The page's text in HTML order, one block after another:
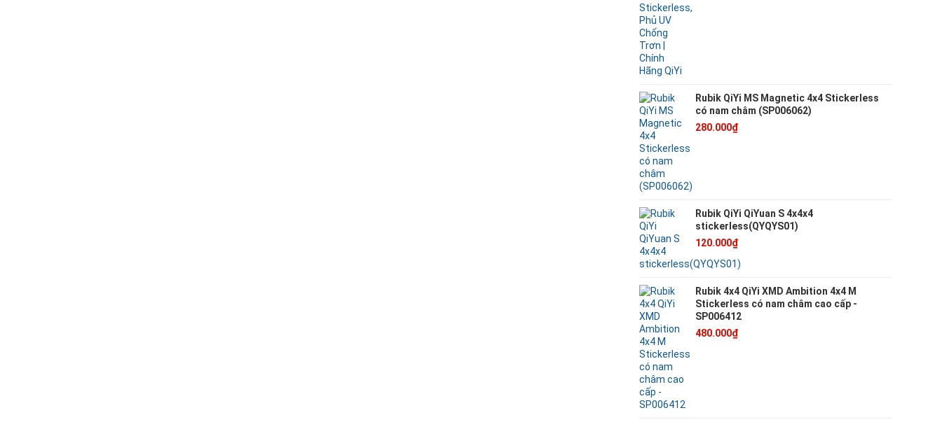
Rubik QiYi MS Magnetic 4x4 Stickerless
có nam châm (SP006062)
280.000₫
Rubik QiYi QiYuan S 4x4x4
stickerless(QYQYS01)
120.000₫
Rubik 4x4 QiYi XMD Ambition 4x4 M
Stickerless có nam châm cao cấp -
SP006412
480.000₫